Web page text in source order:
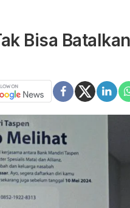
Bisa Batalkan